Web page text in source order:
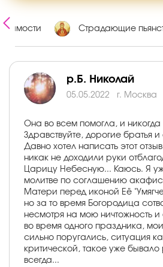
Страдающие
р.Б. Николай
05.05.2022 г. Москва
Она во всем помогла, и никогда
Здравствуйте, дорогие братья
Давно хотел написать этот
никак не доходили руки
Царицу Небесную... Каюсь. Я
молитве по соглашению
Матери перед иконой Её
но за то время Богородица
несмотря на мою ничтожность и
во время одного праздника,
сильно поругались, ситуация
критической, такое уже
всегда...